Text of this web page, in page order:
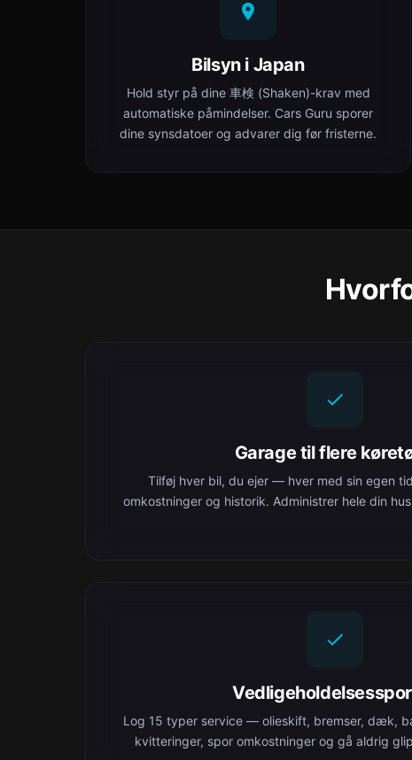
Bilsyn i Japan
Hold styr på dine 車検 (Shaken)-krav med
automatiske påmindelser. Cars Guru sporer
dine synsdatoer og advarer dig før fristerne.
Garage til flere
Tilføj hver bil, du ejer — hver med sin egen
omkostninger og historik. Administrer hele din
Log 15 typer service — olieskift, bremser, dæk,
kvitteringer, spor omkostninger og gå aldrig